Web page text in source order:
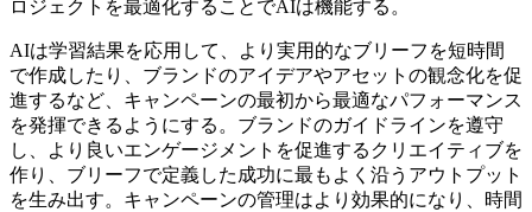
ロジェクトを最適化することでAIは機能する。
AIは学習結果を応用して、より実用的なブリーフを短時間
で作成したり、ブランドのアイデアやアセットの観念化を促
進するなど、キャンペーンの最初から最適なパフォーマンス
を発揮できるようにする。ブランドのガイドラインを遵守
し、より良いエンゲージメントを促進するクリエイティブを
作り、ブリーフで定義した成功に最もよく沿うアウトプット
を生み出す。キャンペーンの管理はより効果的になり、時間